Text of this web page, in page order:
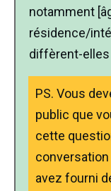
notamment
résidence/
diffèrent-elles
PS. Vous
public que
cette
avez fourni